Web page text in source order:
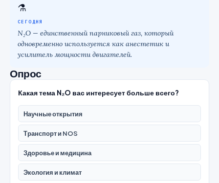
⚗
СЕГОДНЯ
N₂O — единственный парниковый газ, который
одновременно используется как анестетик и
усилитель мощности двигателей.
Опрос
Какая тема N₂O вас интересует больше всего?
Научные открытия
Транспорт и NOS
Здоровье и медицина
Экология и климат